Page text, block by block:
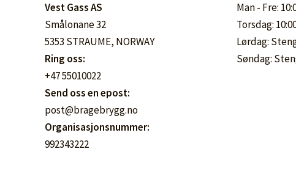
Vest Gass AS
Smålonane 32
5353 STRAUME, NORWAY
Ring oss:
+47 55010022
Send oss en epost:
post@bragebrygg.no
Organisasjonsnummer:
992343222
Man - Fre:
Torsdag:
Lørdag:
Søndag: